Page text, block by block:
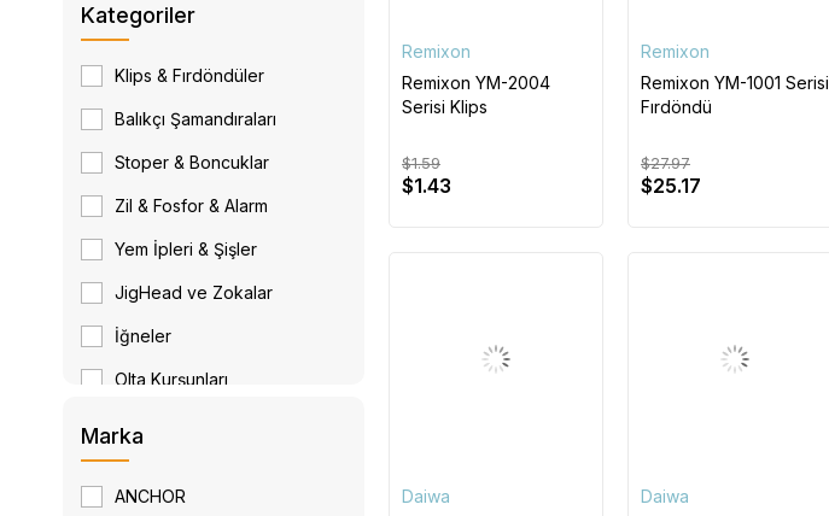
45 gr
100 Gr
Kategoriler
Klips & Fırdöndüler
Balıkçı Şamandıraları
Stoper & Boncuklar
Zil & Fosfor & Alarm
Yem İpleri & Şişler
JigHead ve Zokalar
İğneler
Olta Kurşunları
Marka
ANCHOR
Remixon
Remixon YM-2004
Serisi Klips
$1.43
$1.59
Remixon
Remixon YM-1001 Serisi
Fırdöndü
$25.17
$27.97
Daiwa
Daiwa